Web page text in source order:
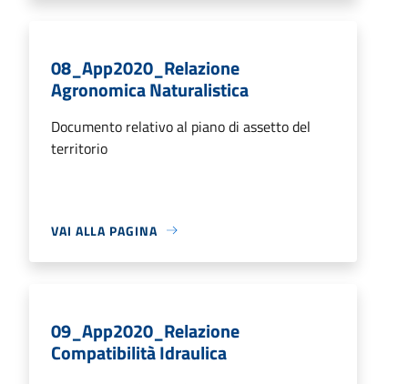
08_App2020_Relazione
Agronomica Naturalistica
Documento relativo al piano di assetto del
territorio
VAI ALLA PAGINA
09_App2020_Relazione
Compatibilità Idraulica